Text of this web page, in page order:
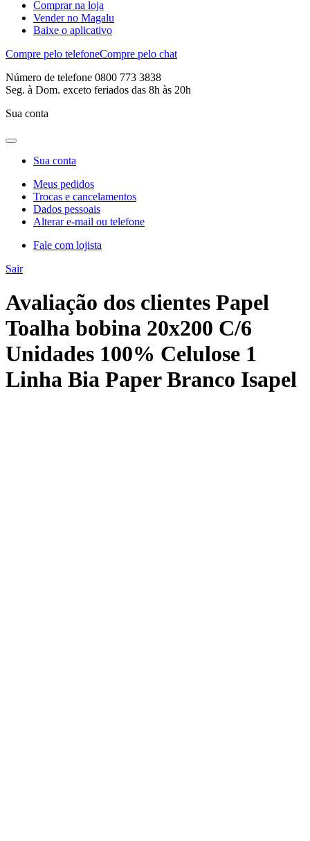
Comprar na loja
Vender no Magalu
Baixe o aplicativo
Compre pelo telefoneCompre pelo chat
Número de telefone 0800 773 3838
Seg. à Dom. exceto feriados das 8h às 20h
Sua conta
Sua conta
Meus pedidos
Trocas e cancelamentos
Dados pessoais
Alterar e-mail ou telefone
Fale com lojista
Sair
Avaliação dos clientes Papel
Toalha bobina 20x200 C/6
Unidades 100% Celulose 1
Linha Bia Paper Branco Isapel